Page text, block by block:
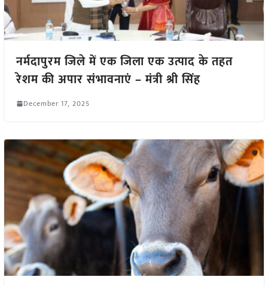
नर्मदापुरम जिले में एक जिला एक उत्पाद के तहत
रेशम की अपार संभावनाएं – मंत्री श्री सिंह
December 17, 2025